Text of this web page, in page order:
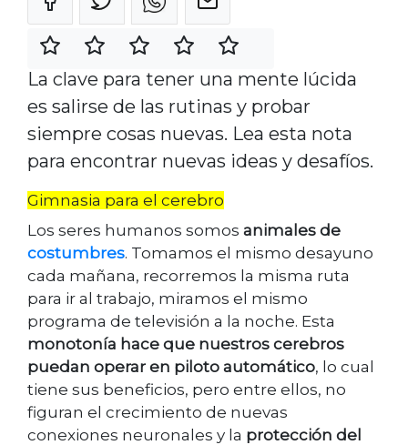
La clave para tener una mente lúcida
es salirse de las rutinas y probar
siempre cosas nuevas. Lea esta nota
para encontrar nuevas ideas y desafíos.
Gimnasia para el cerebro
Los seres humanos somos animales de
costumbres. Tomamos el mismo desayuno
cada mañana, recorremos la misma ruta
para ir al trabajo, miramos el mismo
programa de televisión a la noche. Esta
monotonía hace que nuestros cerebros
puedan operar en piloto automático, lo cual
tiene sus beneficios, pero entre ellos, no
figuran el crecimiento de nuevas
conexiones neuronales y la protección del